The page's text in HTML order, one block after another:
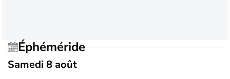
Éphéméride
Samedi 8 août